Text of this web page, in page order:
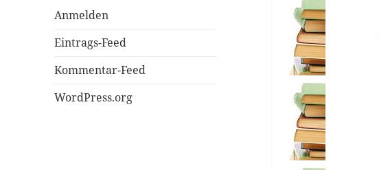
Anmelden
Eintrags-Feed
Kommentar-Feed
WordPress.org